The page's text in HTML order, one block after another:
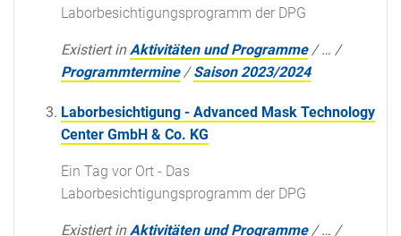
Laborbesichtigungsprogramm der DPG
Existiert in Aktivitäten und Programme /… /
Programmtermine /Saison 2023/2024
Laborbesichtigung - Advanced Mask Technology
Center GmbH & Co. KG
Ein Tag vor Ort - Das
Laborbesichtigungsprogramm der DPG
Existiert in Aktivitäten und Programme /… /